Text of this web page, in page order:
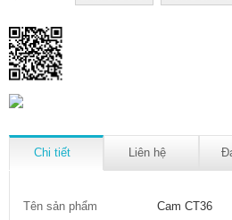
Chi tiết Liên hệ
Tên sản phẩm
Cam CT36